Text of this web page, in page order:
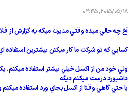
2015/05/18, 02:45
آخ چه حالي ميده وقتي مديرت ميگه يه گزارش از
كسايي كه تو شركت ما كار ميكنن بيشترين
ولي خود من از اكسل خيلي بيشتر استفاده
داشبورد درست ميكنم ديگه
يا حتي گاهي وقتا از اكسل بجاي ورد استفاده